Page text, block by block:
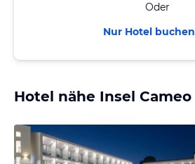
Oder
Nur Hotel buchen
Hotel nähe Insel Cameo